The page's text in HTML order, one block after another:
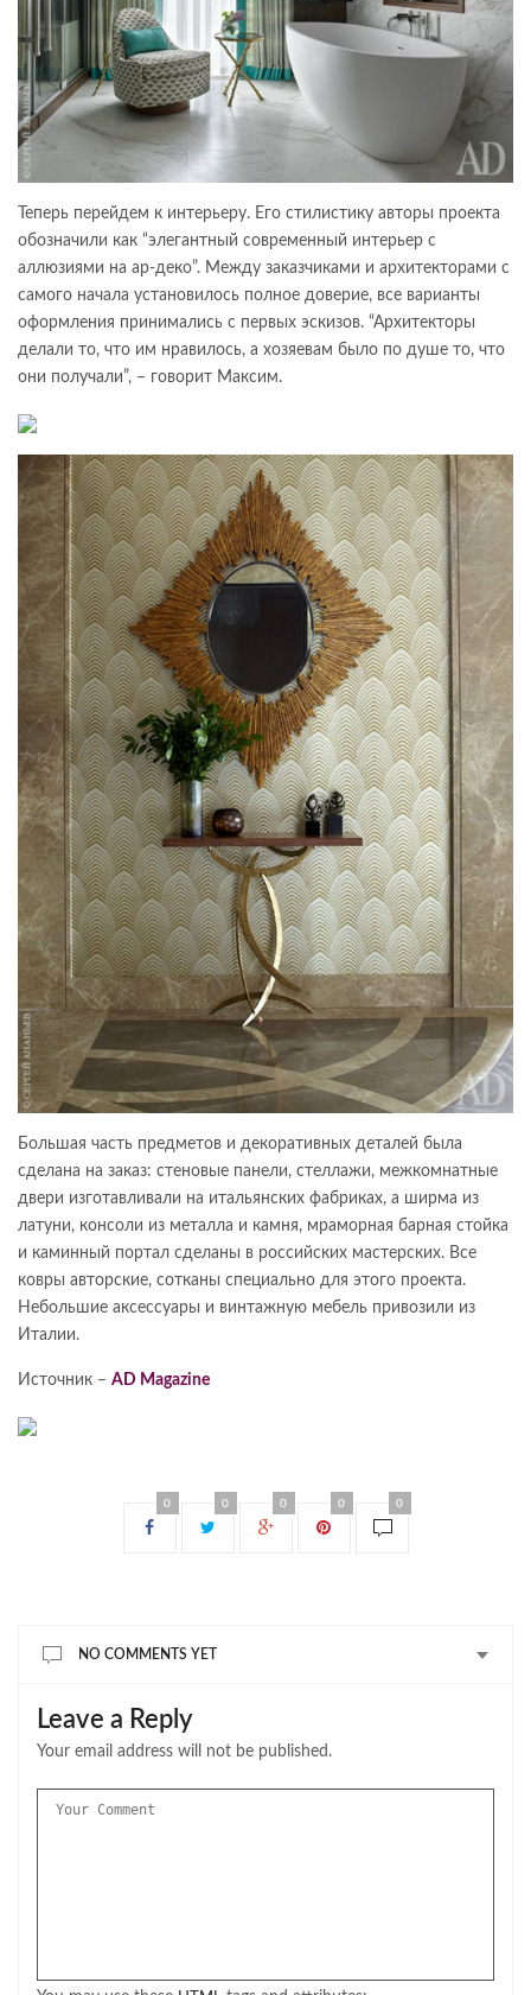
Теперь перейдем к интерьеру. Его стилистику авторы проекта
обозначили как “элегантный современный интерьер с
аллюзиями на ар-деко”. Между заказчиками и архитекторами с
самого начала установилось полное доверие, все варианты
оформления принимались с первых эскизов. “Архитекторы
делали то, что им нравилось, а хозяевам было по душе то, что
они получали”, – говорит Максим.
Большая часть предметов и декоративных деталей была
сделана на заказ: стеновые панели, стеллажи, межкомнатные
двери изготавливали на итальянских фабриках, а ширма из
латуни, консоли из металла и камня, мраморная барная стойка
и каминный портал сделаны в российских мастерских. Все
ковры авторские, сотканы специально для этого проекта.
Небольшие аксессуары и винтажную мебель привозили из
Италии.
Источник – AD Magazine
0 0 0 0 0
NO COMMENTS YET
Leave a Reply
Your email address will not be published.